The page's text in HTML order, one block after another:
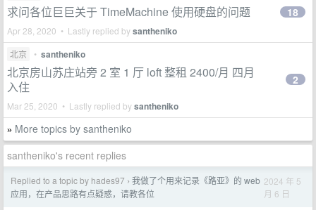
求问各位巨巨关于 TimeMachine 使用硬盘的问题
Apr 28, 2020 • Lastly replied bysantheniko
18
北京 • santheniko
北京房山苏庄站旁 2 室 1 厅 loft 整租 2400/月 四月
入住
Mar 25, 2020 • Lastly replied bysantheniko
2
» More topics by santheniko
santheniko's recent replies
Replied to a topic by hades97 › 我做了个用来记录《路亚》的 web
应用，在产品思路有点疑惑，请教各位
2024 年 5
月 6 日